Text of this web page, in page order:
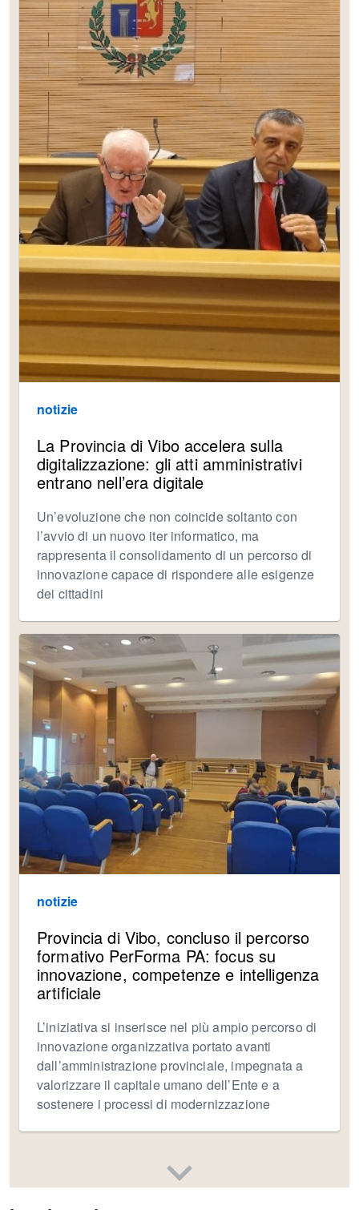
notizie
La Provincia di Vibo accelera sulla
digitalizzazione: gli atti amministrativi
entrano nell’era digitale
Un’evoluzione che non coincide soltanto con
l’avvio di un nuovo iter informatico, ma
rappresenta il consolidamento di un percorso di
innovazione capace di rispondere alle esigenze
dei cittadini
notizie
Provincia di Vibo, concluso il percorso
formativo PerForma PA: focus su
innovazione, competenze e intelligenza
artificiale
L’iniziativa si inserisce nel più ampio percorso di
innovazione organizzativa portato avanti
dall’amministrazione provinciale, impegnata a
valorizzare il capitale umano dell’Ente e a
sostenere i processi di modernizzazione